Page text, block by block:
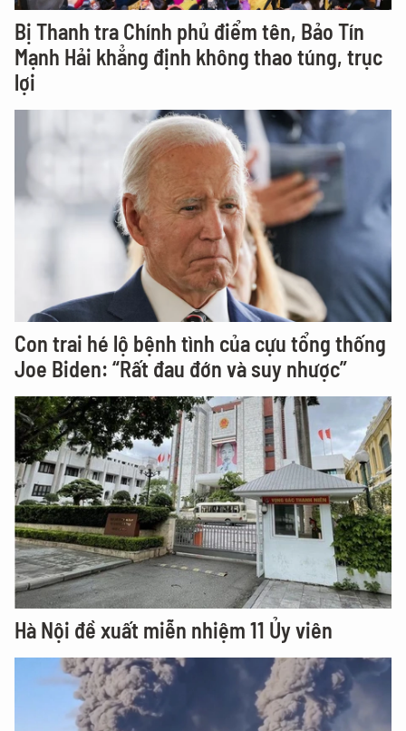
Bị Thanh tra Chính phủ điểm tên, Bảo Tín
Mạnh Hải khẳng định không thao túng, trục
lợi
Con trai hé lộ bệnh tình của cựu tổng thống
Joe Biden: “Rất đau đớn và suy nhược”
Hà Nội đề xuất miễn nhiệm 11 Ủy viên